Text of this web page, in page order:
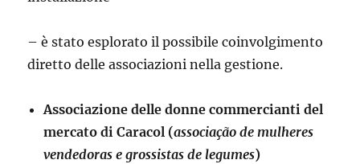
– è stato esplorato il possibile coinvolgimento
diretto delle associazioni nella gestione.
Associazione delle donne commercianti del
mercato di Caracol (associação de mulheres
vendedoras e grossistas de legumes)